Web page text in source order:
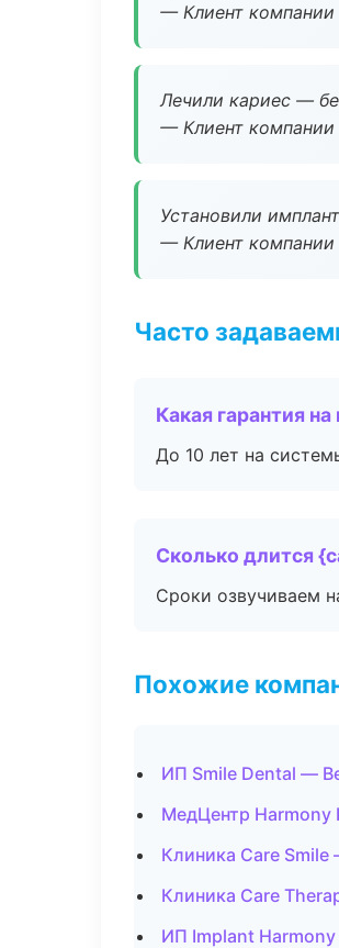
— Клиент компании
Лечили кариес —
— Клиент компании
Установили
— Клиент компании
Часто
Какая гарантия
До 10 лет на
Сколько длится
Сроки озвучиваем
Похожие
ИП Smile Dental —
МедЦентр
Клиника Care
Клиника Care
ИП Implant